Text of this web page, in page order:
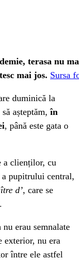
terasa nu
mai jos. Sursa
duminică la
așteptăm,în
, până este gata o
a clienților, cu
a pupitrului central,
d’, care se
erau semnalate
exterior, nu era
între ele astfel